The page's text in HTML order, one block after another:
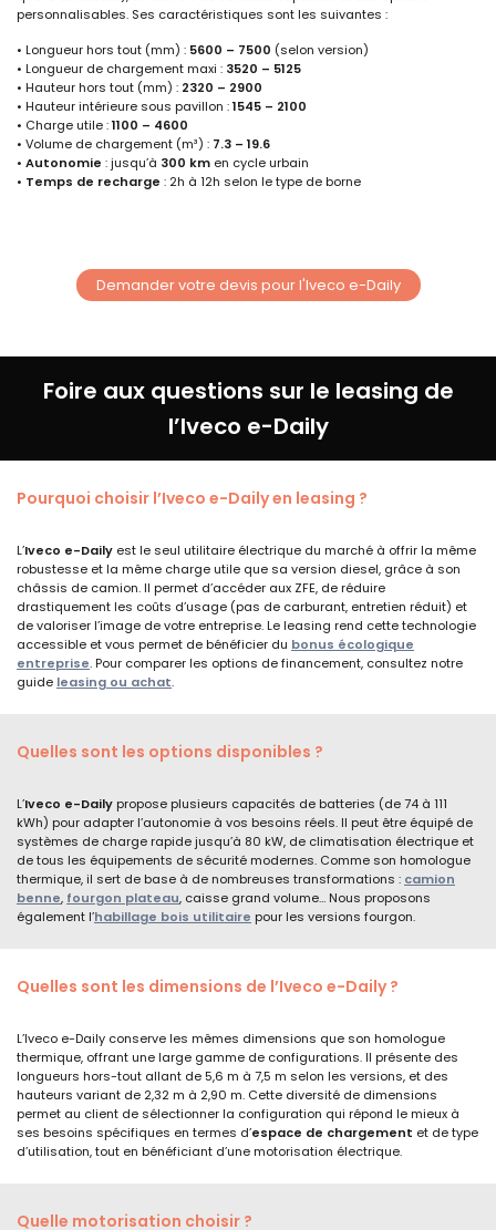
personnalisables. Ses caractéristiques sont les suivantes :
• Longueur hors tout (mm) : 5600 – 7500 (selon version)
• Longueur de chargement maxi : 3520 – 5125
• Hauteur hors tout (mm) : 2320 – 2900
• Hauteur intérieure sous pavillon :1545 – 2100
• Charge utile :1100 – 4600
• Volume de chargement (m³) : 7.3 – 19.6
• Autonomie : jusqu’à 300 km en cycle urbain
• Temps de recharge : 2h à 12h selon le type de borne
Demander votre devis pour l'Iveco e-Daily
Foire aux questions sur le leasing de
l’Iveco e-Daily
Pourquoi choisir l’Iveco e-Daily en leasing ?
L’Iveco e-Daily est le seul utilitaire électrique du marché à offrir la même
robustesse et la même charge utile que sa version diesel, grâce à son
châssis de camion. Il permet d’accéder aux ZFE, de réduire
drastiquement les coûts d’usage (pas de carburant, entretien réduit) et
de valoriser l’image de votre entreprise. Le leasing rend cette technologie
accessible et vous permet de bénéficier du bonus écologique
entreprise. Pour comparer les options de financement, consultez notre
guide leasing ou achat.
Quelles sont les options disponibles ?
L’Iveco e-Daily propose plusieurs capacités de batteries (de 74 à 111
kWh) pour adapter l’autonomie à vos besoins réels. Il peut être équipé de
systèmes de charge rapide jusqu’à 80 kW, de climatisation électrique et
de tous les équipements de sécurité modernes. Comme son homologue
thermique, il sert de base à de nombreuses transformations : camion
benne, fourgon plateau, caisse grand volume… Nous proposons
également l’habillage bois utilitaire pour les versions fourgon.
Quelles sont les dimensions de l’Iveco e-Daily ?
L’Iveco e-Daily conserve les mêmes dimensions que son homologue
thermique, offrant une large gamme de configurations. Il présente des
longueurs hors-tout allant de 5,6 m à 7,5 m selon les versions, et des
hauteurs variant de 2,32 m à 2,90 m. Cette diversité de dimensions
permet au client de sélectionner la configuration qui répond le mieux à
ses besoins spécifiques en termes d’espace de chargement et de type
d’utilisation, tout en bénéficiant d’une motorisation électrique.
Quelle motorisation choisir ?